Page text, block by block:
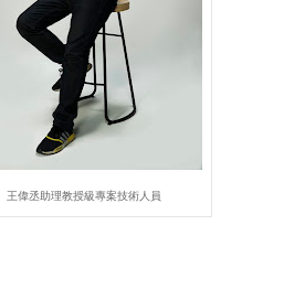
王偉丞助理教授級專案技術人員